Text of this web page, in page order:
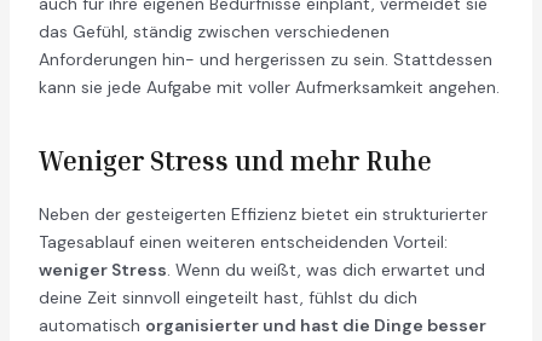
das Gefühl, ständig zwischen verschiedenen
Anforderungen hin- und hergerissen zu sein. Stattdessen
kann sie jede Aufgabe mit voller Aufmerksamkeit angehen.
Weniger Stress und mehr Ruhe
Neben der gesteigerten Effizienz bietet ein strukturierter
Tagesablauf einen weiteren entscheidenden Vorteil:
weniger Stress. Wenn du weißt, was dich erwartet und
deine Zeit sinnvoll eingeteilt hast, fühlst du dich
automatisch organisierter und hast die Dinge besser